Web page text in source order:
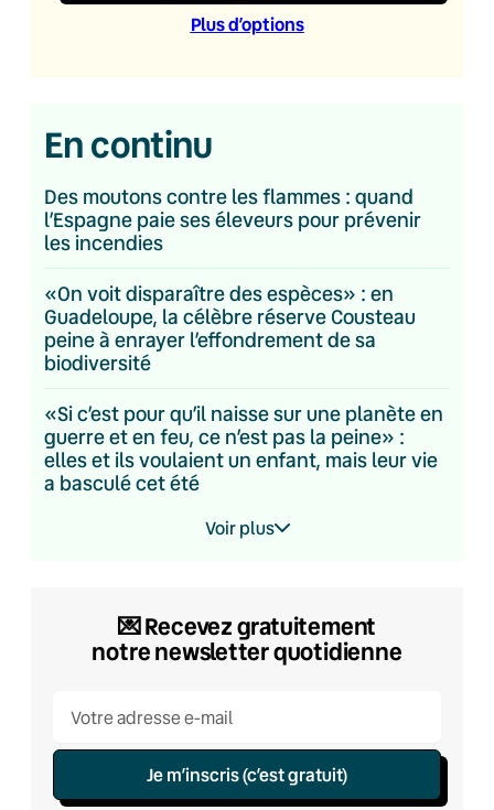
Plus d’options
En continu
Des moutons contre les flammes : quand
l’Espagne paie ses éleveurs pour prévenir
les incendies
«On voit disparaître des espèces» : en
Guadeloupe, la célèbre réserve Cousteau
peine à enrayer l’effondrement de sa
biodiversité
«Si c’est pour qu’il naisse sur une planète en
guerre et en feu, ce n’est pas la peine» :
elles et ils voulaient un enfant, mais leur vie
a basculé cet été
Voir plus
💌​ Recevez gratuitement
notre newsletter quotidienne
Je m’inscris (c’est gratuit)